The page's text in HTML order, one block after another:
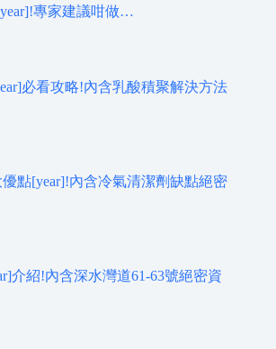
專家建議咁做…
必看攻略!內含乳酸積聚解決方法
點[year]!內含冷氣清潔劑缺點絕密
介紹!內含深水灣道61-63號絕密資